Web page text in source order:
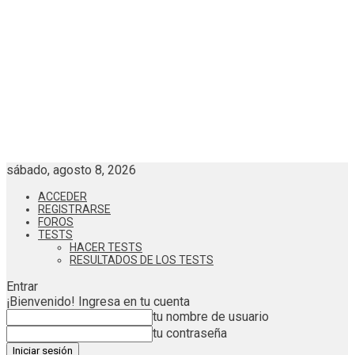
sábado, agosto 8, 2026
ACCEDER
REGISTRARSE
FOROS
TESTS
HACER TESTS
RESULTADOS DE LOS TESTS
Entrar
¡Bienvenido! Ingresa en tu cuenta
tu nombre de usuario
tu contraseña